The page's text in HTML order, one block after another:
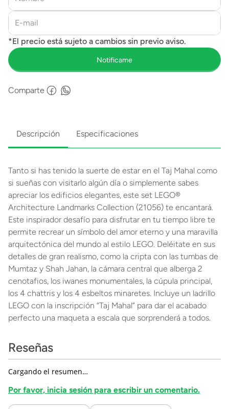
Comparte
Descripción Especificaciones
Tanto si has tenido la suerte de estar en el Taj Mahal como
si sueñas con visitarlo algún día o simplemente sabes
apreciar los edificios elegantes, este set LEGO®
Architecture Landmarks Collection (21056) te encantará.
Este inspirador desafío para disfrutar en tu tiempo libre te
permite recrear un símbolo del amor eterno y una maravilla
arquitectónica del mundo al estilo LEGO. Deléitate en sus
detalles de gran realismo, como la cripta con las tumbas de
Mumtaz y Shah Jahan, la cámara central que alberga 2
cenotafios, los iwanes monumentales, la cúpula principal,
los 4 chattris y los 4 esbeltos minaretes. Incluye un ladrillo
LEGO con la inscripción “Taj Mahal” para dar el acabado
perfecto una maqueta a escala que sorprenderá a todos.
Reseñas
Cargando el resumen…
Por favor, inicia sesión para escribir un comentario.